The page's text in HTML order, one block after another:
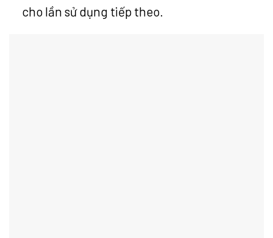
cho lần sử dụng tiếp theo.